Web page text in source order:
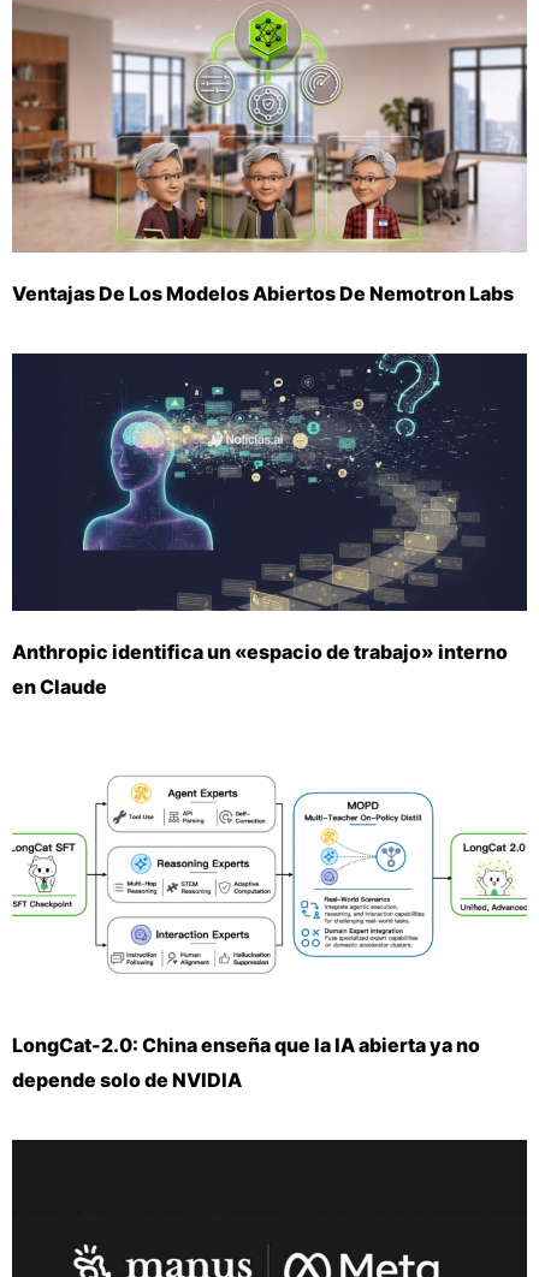
Ventajas De Los Modelos Abiertos De Nemotron Labs
Anthropic identifica un «espacio de trabajo» interno
en Claude
LongCat-2.0: China enseña que la IA abierta ya no
depende solo de NVIDIA